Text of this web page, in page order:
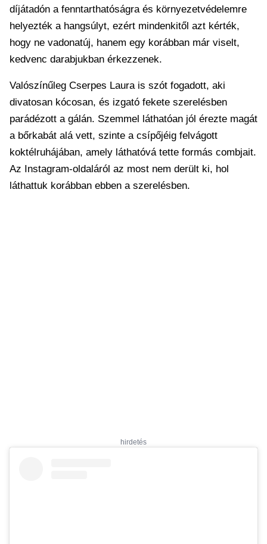
díjátadón a fenntarthatóságra és környezetvédelemre
helyezték a hangsúlyt, ezért mindenkitől azt kérték,
hogy ne vadonatúj, hanem egy korábban már viselt,
kedvenc darabjukban érkezzenek.
Valószínűleg Cserpes Laura is szót fogadott, aki
divatosan kócosan, és izgató fekete szerelésben
parádézott a gálán. Szemmel láthatóan jól érezte magát
a bőrkabát alá vett, szinte a csípőjéig felvágott
koktélruhájában, amely láthatóvá tette formás combjait.
Az Instagram-oldaláról az most nem derült ki, hol
láthattuk korábban ebben a szerelésben.
hirdetés